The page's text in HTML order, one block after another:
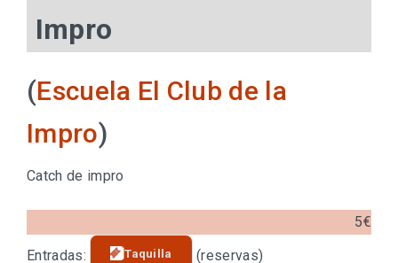
Impro
(Escuela El Club de la
Impro)
Catch de impro
5€
Entradas:
Taquilla (reservas)